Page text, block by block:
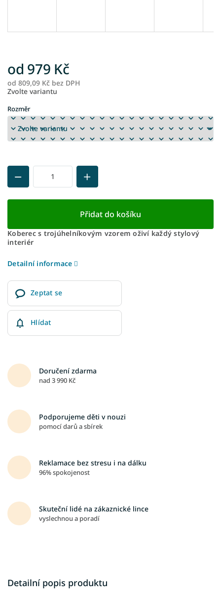
od 979 Kč
od 809,09 Kč bez DPH
Zvolte variantu
Rozměr
Přidat do košíku
Koberec s trojúhelníkovým vzorem oživí každý stylový
interiér
Detailní informace
Zeptat se
Hlídat
Doručení zdarma
nad 3 990 Kč
Podporujeme děti v nouzi
pomocí darů a sbírek
Reklamace bez stresu i na dálku
96% spokojenost
Skuteční lidé na zákaznické lince
vyslechnou a poradí
Detailní popis produktu